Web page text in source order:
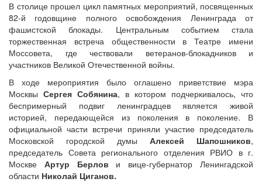
В столице прошел цикл памятных мероприятий, посвященных
82-й годовщине полного освобождения Ленинграда от
фашистской блокады. Центральным событием стала
торжественная встреча общественности в Театре имени
Моссовета, где чествовали ветеранов-блокадников и
участников Великой Отечественной войны.
В ходе мероприятия было оглашено приветствие мэра
Москвы Сергея Собянина, в котором подчеркивалось, что
беспримерный подвиг ленинградцев является живой
историей, передающейся из поколения в поколение. В
официальной части встречи приняли участие председатель
Московской городской думы Алексей Шапошников,
председатель Совета регионального отделения РВИО в г.
Москве Артур Берлов и вице-губернатор Ленингадской
области Николай Циганов.